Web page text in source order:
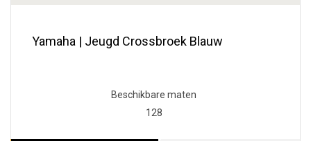
Yamaha | Jeugd Crossbroek Blauw
Beschikbare maten
128